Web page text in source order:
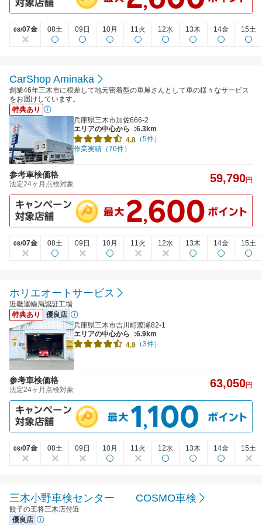
08/07金 08土 09日 10月 11火 12水 13木 14金 15土
CarShop Aminaka
創業46年三木市に根差して地元密着型の車屋さんとして車の様々なサービス
をお届けしています。
特典あり
兵庫県三木市加佐666-2
エリアの中心から
:6.3km
4.8 （5件）
作業実績（76件）
参考車検価格
法定24ヶ月点検対象 59,790円
08/07金 08土 09日 10月 11火 12水 13木 14金 15土
ホリエオートサービス
近畿運輸局認証工場
特典あり
優良店
兵庫県三木市吉川町渡瀬82-1
エリアの中心から
:6.9km
4.9 （3件）
参考車検価格
法定24ヶ月点検対象 63,050円
08/07金 08土 09日 10月 11火 12水 13木 14金 15土
三木小野車検センター COSMO車検
餃子の王将三木店付近
優良店